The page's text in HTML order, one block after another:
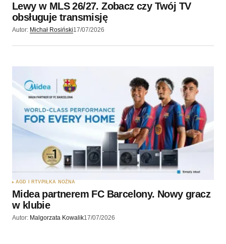
Lewy w MLS 26/27. Zobacz czy Twój TV
obsługuje transmisję
Autor: Michał Rosiński17/07/2026
AGD I RTV PIŁKA NOŻNA
Midea partnerem FC Barcelony. Nowy gracz
w klubie
Autor: Malgorzata Kowalik17/07/2026